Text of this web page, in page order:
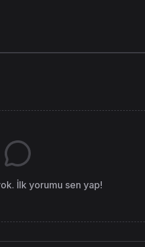
İlk yorumu sen yap!